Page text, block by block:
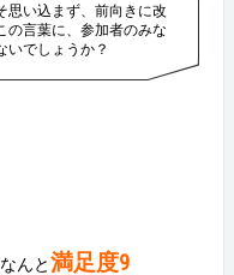
思い込まず、前向きに改
の言葉に、参加者のみな
いでしょうか？
んと満足度9